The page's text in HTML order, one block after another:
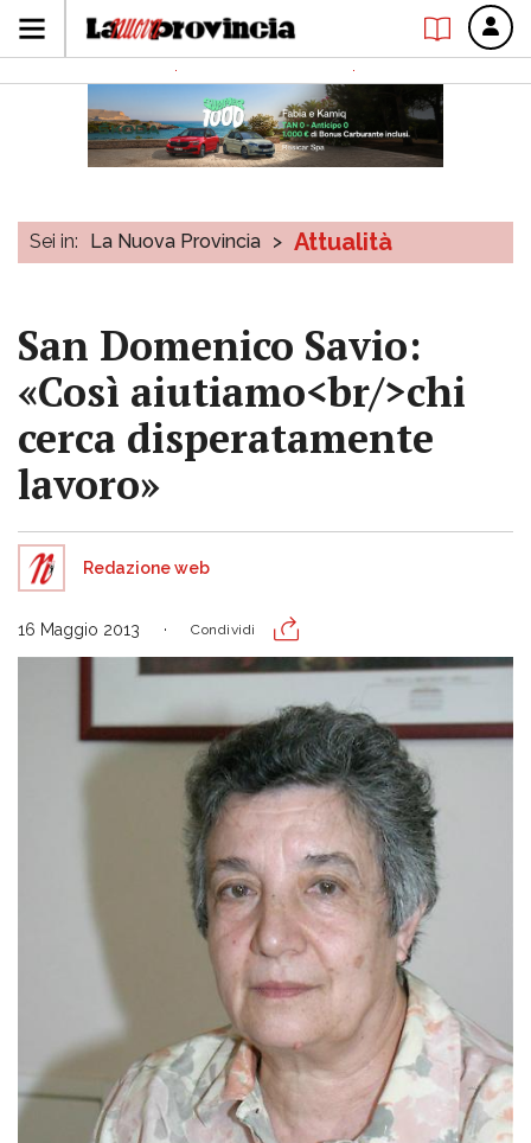
Sei in: La Nuova Provincia > Attualità
San Domenico Savio:
«Così aiutiamo<br/>chi
cerca disperatamente
lavoro»
Redazione web
16 Maggio 2013 Condividi